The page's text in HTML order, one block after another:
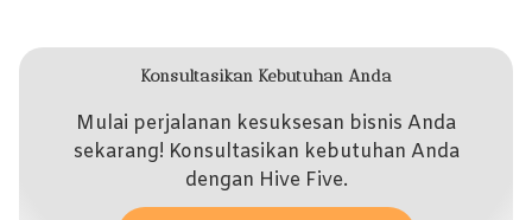
Konsultasikan Kebutuhan Anda
Mulai perjalanan kesuksesan bisnis Anda
sekarang! Konsultasikan kebutuhan Anda
dengan Hive Five.